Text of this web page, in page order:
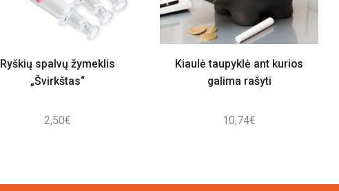
Ryškių spalvų žymeklis
„Švirkštas“
2,50€
Kiaulė taupyklė ant kurios
galima rašyti
10,74€